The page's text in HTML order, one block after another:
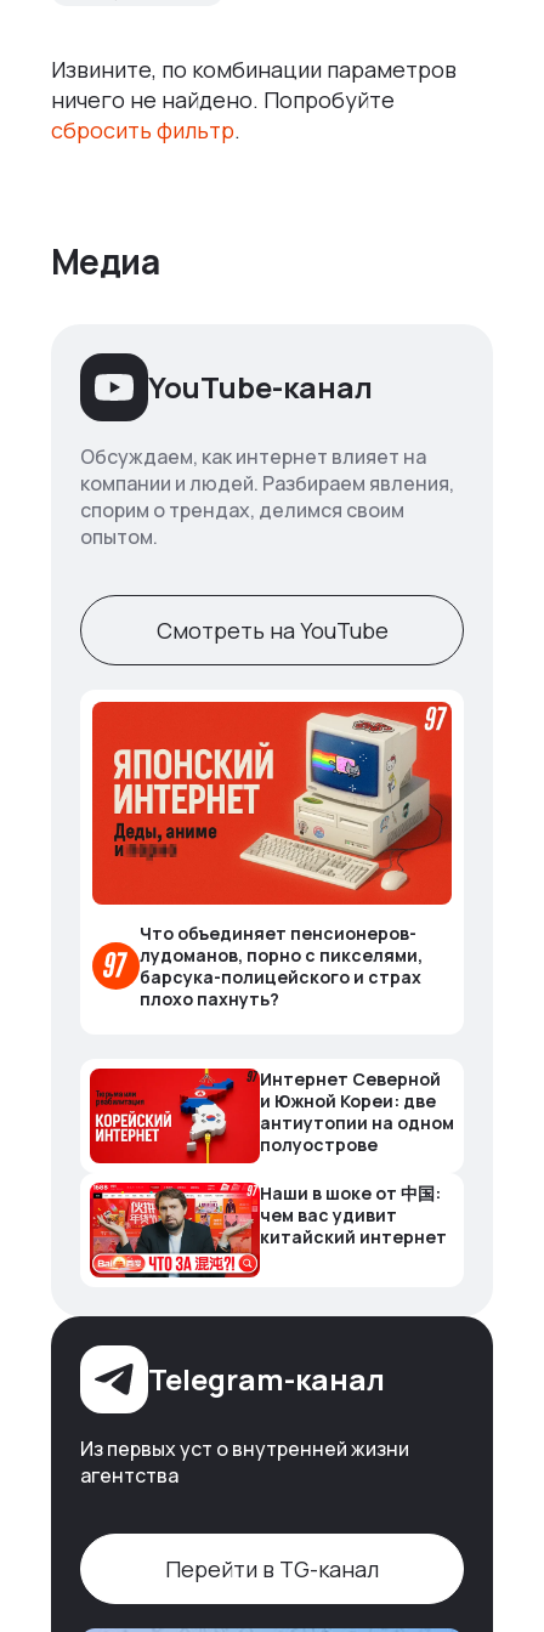
Извините, по комбинации параметров
ничего не найдено. Попробуйте
сбросить фильтр.
Медиа
YouTube-канал
Обсуждаем, как интернет влияет на
компании и людей. Разбираем явления,
спорим о трендах, делимся своим
опытом.
Смотреть на YouTube
Что объединяет пенсионеров-
лудоманов, порно с пикселями,
барсука-полицейского и страх
плохо пахнуть?
Интернет Северной
и Южной Кореи: две
антиутопии на одном
полуострове
Наши в шоке от 中国:
чем вас удивит
китайский интернет
Telegram-канал
Из первых уст о внутренней жизни
агентства
Перейти в TG-канал